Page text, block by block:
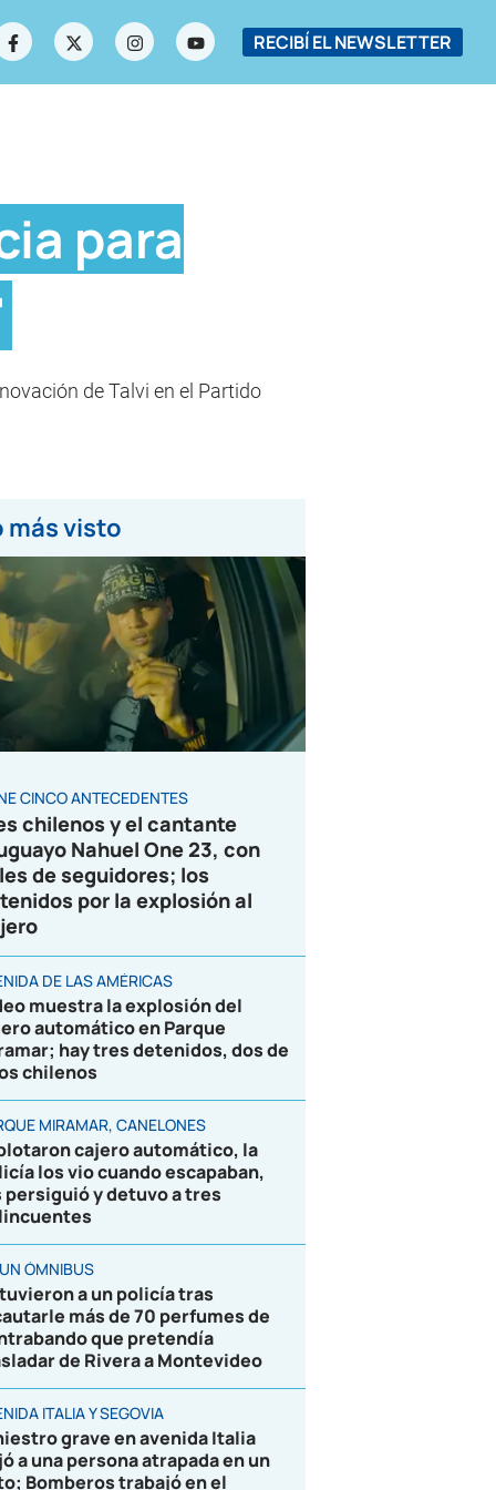
RECIBÍ EL NEWSLETTER
para
de Talvi en el Partido
más visto
CINCO ANTECEDENTES
chilenos y el cantante
Nahuel One 23, con
de seguidores; los
por la explosión al
DE LAS AMÉRICAS
muestra la explosión del
automático en Parque
hay tres detenidos, dos de
chilenos
MIRAMAR, CANELONES
cajero automático, la
los vio cuando escapaban,
persiguió y detuvo a tres
ÓMNIBUS
a un policía tras
más de 70 perfumes de
que pretendía
de Rivera a Montevideo
ITALIA Y SEGOVIA
grave en avenida Italia
a una persona atrapada en un
Bomberos trabajó en el